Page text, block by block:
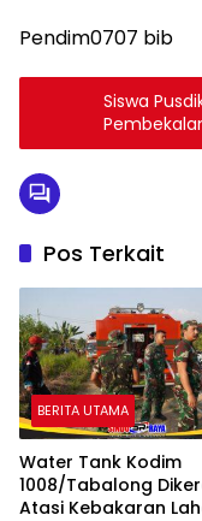
Pendim0707 bib
Siswa
Pos Terkait
BERITA UTAMA
Water Tank Kodim
1008/Tabalong
Atasi Kebakaran